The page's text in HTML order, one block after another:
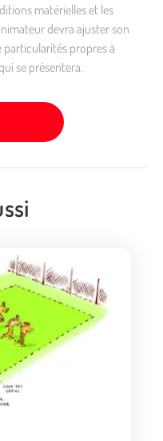
matérielles et les
devra ajuster son
propres à
se présentera.